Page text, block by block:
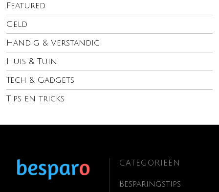
Featured
Geld
Handig & Verstandig
Huis & Tuin
Tech & Gadgets
Tips en tricks
CATEGORIEËN
Besparingstips